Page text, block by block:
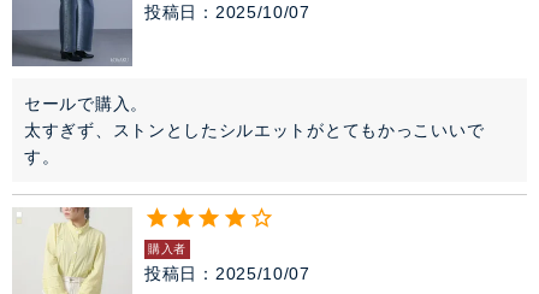
投稿日 2025/10/07
セールで購入。
太すぎず、ストンとしたシルエットがとてもかっこいいで
す。
購入者
投稿日 2025/10/07